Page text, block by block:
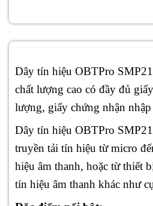
Dây tín hiệu OBTPro
chất lượng cao có đầy đủ
lượng, giấy chứng nhận
Dây tín hiệu OBTPro
truyền tải tín hiệu từ micro
hiệu âm thanh, hoặc từ thiết
tín hiệu âm thanh khác như